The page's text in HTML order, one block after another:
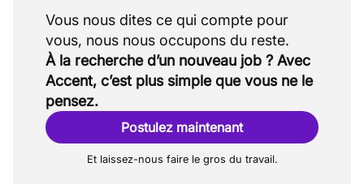
Vous nous dites ce qui compte pour
À la recherche d’un nouveau job ? Avec
Accent, c’est plus simple que vous ne le
pensez.
Postulez maintenant
Et laissez-nous faire le gros du travail.